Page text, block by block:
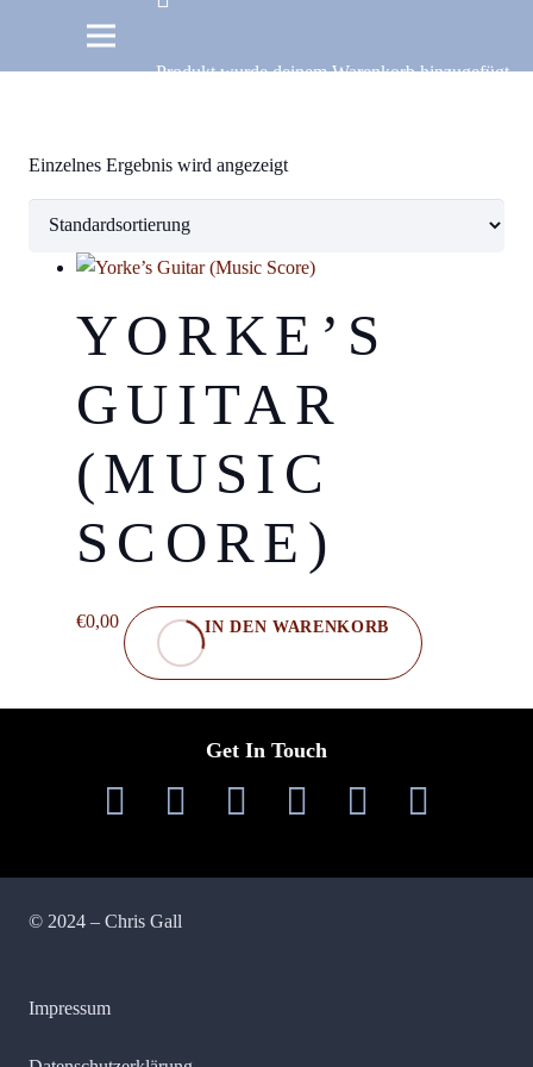
Produktwurde deinem Warenkorb hinzugefügt.
Einzelnes Ergebnis wird angezeigt
YORKE’S
GUITAR
(MUSIC
SCORE)
€0,00 IN DEN WARENKORB
Get In Touch
© 2024 – Chris Gall
Impressum